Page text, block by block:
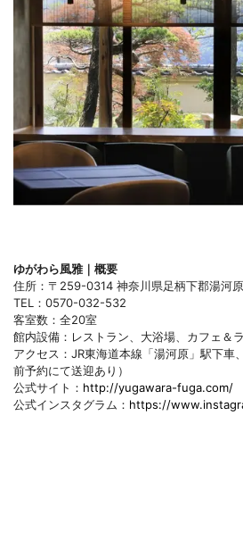
ゆがわら風雅｜概要
住所：〒259-0314 神奈川県足柄下郡湯河
TEL：0570-032-532
客室数：全20室
館内設備：レストラン、大浴場、カフェ＆
アクセス：JR東海道本線「湯河原」駅下車
前予約にて送迎あり）
公式サイト： http://yugawara-fuga.com/
公式インスタグラム： https://